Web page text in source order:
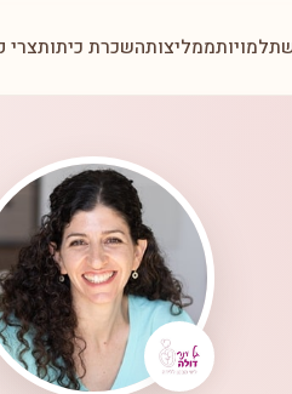
ממליצותהשכרת כיתותצרי